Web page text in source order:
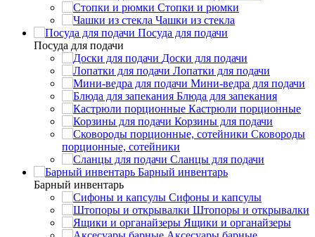
Стопки и рюмки
Чашки из стекла
Посуда для подачи
Посуда для подачи
Доски для подачи
Лопатки для подачи
Мини-ведра для подачи
Блюда для запекания
Кастрюли порционные
Корзины для подачи
Сковороды
порционные, сотейники
Сланцы для подачи
Барный инвентарь
Барный инвентарь
Сифоны и капсулы
Штопоры и открывалки
Ящики и органайзеры